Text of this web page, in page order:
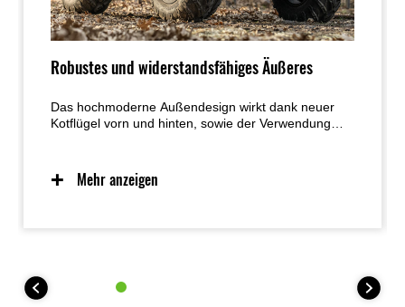
Robustes und widerstandsfähiges Äußeres
Das hochmoderne Außendesign wirkt dank neuer
Kotflügel vorn und hinten, sowie der Verwendung
Mehr anzeigen